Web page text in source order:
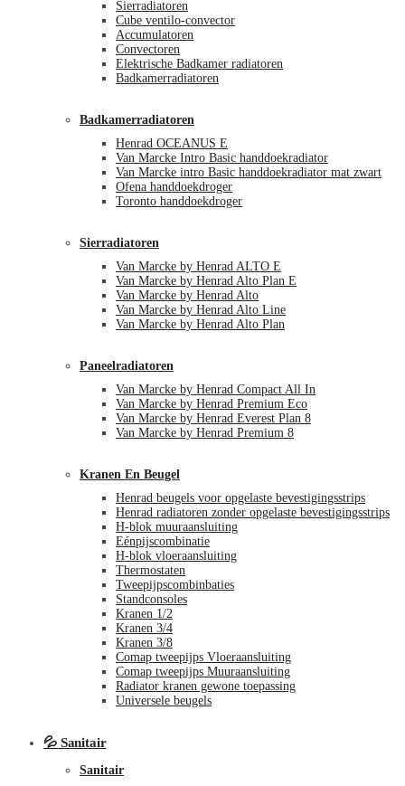
Sierradiatoren
Cube ventilo-convector
Accumulatoren
Convectoren
Elektrische Badkamer radiatoren
Badkamerradiatoren
Badkamerradiatoren
Henrad OCEANUS E
Van Marcke Intro Basic handdoekradiator
Van Marcke intro Basic handdoekradiator mat zwart
Ofena handdoekdroger
Toronto handdoekdroger
Sierradiatoren
Van Marcke by Henrad ALTO E
Van Marcke by Henrad Alto Plan E
Van Marcke by Henrad Alto
Van Marcke by Henrad Alto Line
Van Marcke by Henrad Alto Plan
Paneelradiatoren
Van Marcke by Henrad Compact All In
Van Marcke by Henrad Premium Eco
Van Marcke by Henrad Everest Plan 8
Van Marcke by Henrad Premium 8
Kranen En Beugel
Henrad beugels voor opgelaste bevestigingsstrips
Henrad radiatoren zonder opgelaste bevestigingsstrips
H-blok muuraansluiting
Eénpijscombinatie
H-blok vloeraansluiting
Thermostaten
Tweepijpscombinbaties
Standconsoles
Kranen 1/2
Kranen 3/4
Kranen 3/8
Comap tweepijps Vloeraansluiting
Comap tweepijps Muuraansluiting
Radiator kranen gewone toepassing
Universele beugels
💦 Sanitair
Sanitair